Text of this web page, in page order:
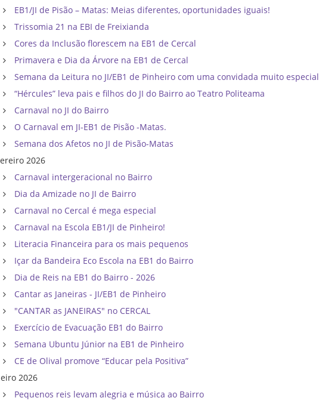
EB1/JI de Pisão – Matas: Meias diferentes, oportunidades iguais!
Trissomia 21 na EBI de Freixianda
Cores da Inclusão florescem na EB1 de Cercal
Primavera e Dia da Árvore na EB1 de Cercal
Semana da Leitura no JI/EB1 de Pinheiro com uma convidada muito especial
“Hércules” leva pais e filhos do JI do Bairro ao Teatro Politeama
Carnaval no JI do Bairro
O Carnaval em JI-EB1 de Pisão -Matas.
Semana dos Afetos no JI de Pisão-Matas
2026
Carnaval intergeracional no Bairro
Dia da Amizade no JI de Bairro
Carnaval no Cercal é mega especial
Carnaval na Escola EB1/JI de Pinheiro!
Literacia Financeira para os mais pequenos
Içar da Bandeira Eco Escola na EB1 do Bairro
Dia de Reis na EB1 do Bairro - 2026
Cantar as Janeiras - JI/EB1 de Pinheiro
"CANTAR as JANEIRAS" no CERCAL
Exercício de Evacuação EB1 do Bairro
Semana Ubuntu Júnior na EB1 de Pinheiro
CE de Olival promove “Educar pela Positiva”
2026
Pequenos reis levam alegria e música ao Bairro